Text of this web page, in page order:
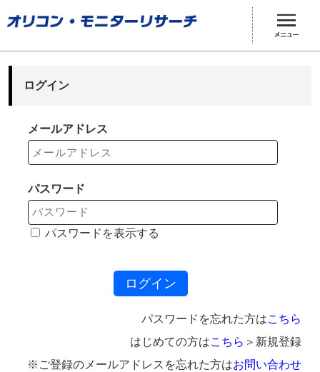
ログイン
メールアドレス
パスワード
パスワードを表示する
ログイン
パスワードを忘れた方はこちら
はじめての方はこちら ＞新規登録
※ご登録のメールアドレスを忘れた方はお問い合わせ